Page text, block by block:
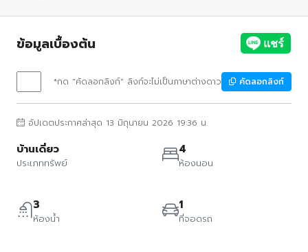
ข้อมูลเบื้องต้น
*กด "คัดลอกลิงก์" ลิงก์จะไม่เป็นภาษาต่างดาว คัดลอกลิงก์
อัปเดตประกาศล่าสุด 13 มิถุนายน 2026 19:36 น.
บ้านเดี่ยว
ประเภททรัพย์
4
ห้องนอน
3
ห้องน้ำ
1
ที่จอดรถ